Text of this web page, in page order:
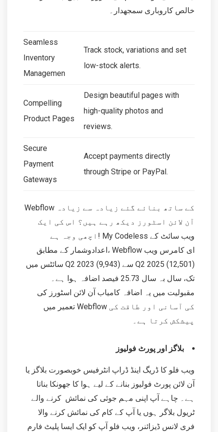
خالص کاروباری سمجھدار۔
Seamless
Inventory
Managemen
Track stock, variations and set
low-stock alerts.
Compelling
Product Pages
Design beautiful pages with
high-quality photos and
reviews.
Secure
Payment
Gateways
Accept payments directly
through Stripe or PayPal.
Webflow کے ساتھ بنائے گئے زیادہ سے زیادہ
آن لائن اسٹورز دیکھ رہے ہیں؟ اس کی ایک
اچھی وجہ ہے! My Codeless ویب سائٹ کے
اعدادوشمار کے مطابق، Webflow ای کامرس ویب
سائٹس میں Q2 2023 (9,943) سے Q2 2025 (12,501)
تک، سال بہ سال 25.73 فیصد اضافہ ہوا ہے۔
مقبولیت میں یہ اضافہ کامیاب آن لائن اسٹورز کی
تعمیر میں Webflow کی آسانی اور طاقت کی
پیشکش کرتا ہے۔
بلاگز اور پورٹ فولیوز
ویب فلو کا ڈریگ اینڈ ڈراپ انٹرفیس خوبصورت بلاگز یا
آن لائن پورٹ فولیوز بنانے کے لیے ہوا کا جھونکا بناتا
ہے۔ چاہے آپ اپنی مہم جوئی کی نمائش کرنے والے
ٹریول بلاگر ہوں یا آپ کے کام کی نمائش کرنے والا
فری لانس ڈیزائنر، ویب فلو آپ کو ایک ایسا پلیٹ فارم